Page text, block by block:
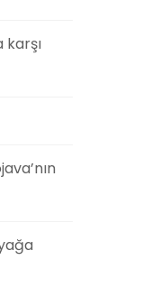
karşı